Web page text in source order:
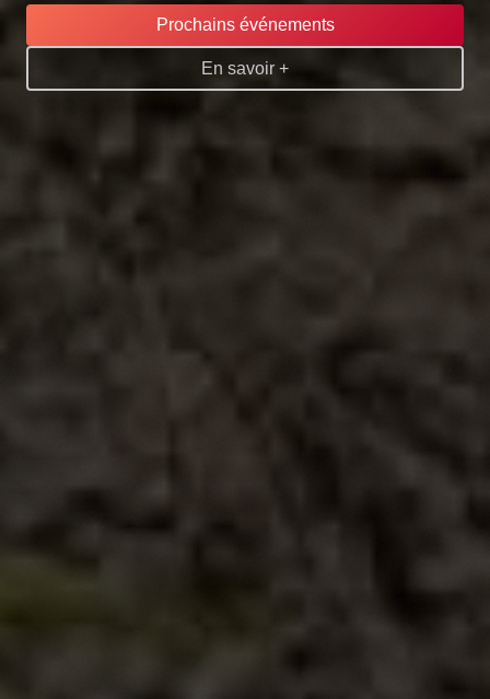
Prochains événements
En savoir +